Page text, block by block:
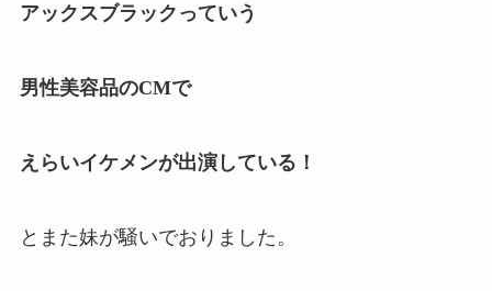
アックスブラックっていう
男性美容品のCMで
えらいイケメンが出演している！
とまた妹が騒いでおりました。